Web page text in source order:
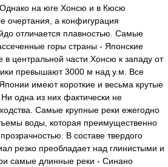
на юге Хонсю и в Кюсю
очертания, а конфигурация
отличается плавностью. Самые
горы страны - Японские
центральной части Хонсю к западу от
превышают 3000 м над у.м. Все
имеют короткие и весьма крутые
одна из них фактически не
Самые крупные реки ежегодно
воды, которая преимущественно
В составе твердого
резко преобладает над глинистыми и
самые длинные реки - Синано